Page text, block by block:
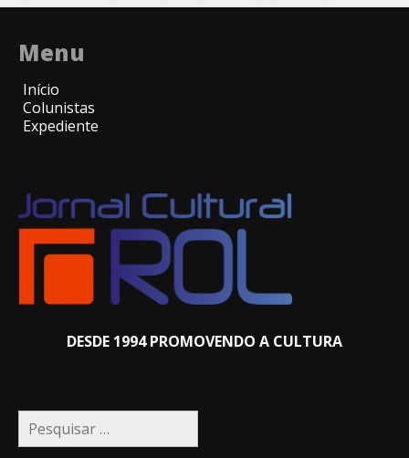
Menu
Início
Colunistas
Expediente
DESDE 1994 PROMOVENDO A CULTURA
Pesquisar
por: